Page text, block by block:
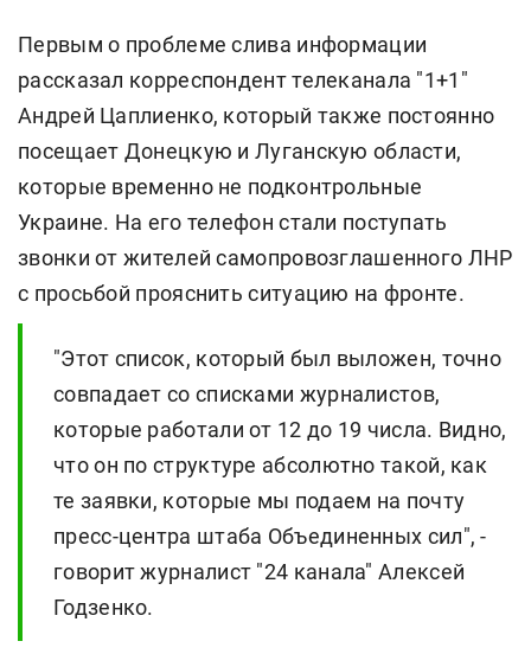
Первым о проблеме слива информации
рассказал корреспондент телеканала "1+1"
Андрей Цаплиенко, который также постоянно
посещает Донецкую и Луганскую области,
которые временно не подконтрольные
Украине. На его телефон стали поступать
звонки от жителей самопровозглашенного ЛНР
с просьбой прояснить ситуацию на фронте.
"Этот список, который был выложен, точно
совпадает со списками журналистов,
которые работали от 12 до 19 числа. Видно,
что он по структуре абсолютно такой, как
те заявки, которые мы подаем на почту
пресс-центра штаба Объединенных сил", -
говорит журналист "24 канала" Алексей
Годзенко.